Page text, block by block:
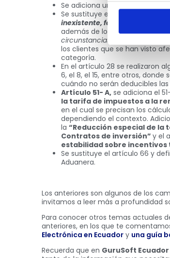
Se adiciona un artículo sobre
Se sustituye el artículo 25.2, en
inexistente, fantasmas o
además de los plazos
circunstancias”
los clientes que se han visto
categoría.
En el artículo 28 se realizaron
6, el 8, el 15, entre otros,
cuándo no serán deducibles
Artículo 51- A, se adiciona el
la tarifa de impuestos a la
en el cual se precisan los
dependiendo el contexto.
la “Reducción especial de
Contratos de inversión” y el
estabilidad sobre
Se sustituye el artículo 66 y
Aduanera.
Los anteriores son algunos de los
invitamos a leer más a profundidad
Para conocer otros temas actuales
anteriores, en los que te
Electrónica en Ecuador y una guía
Recuerda que en GuruSoft Ecuador